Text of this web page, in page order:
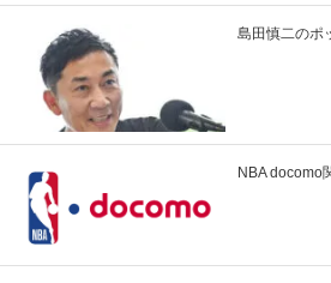
島田慎二のポ
NBA docomo